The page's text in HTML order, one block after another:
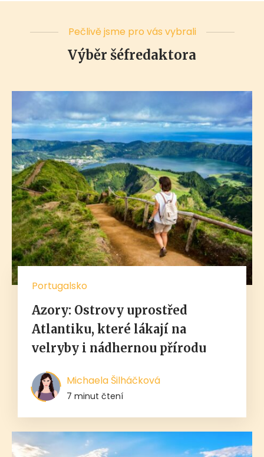
Pečlivě jsme pro vás vybrali
Výběr šéfredaktora
Portugalsko
Azory: Ostrovy uprostřed
Atlantiku, které lákají na
velryby i nádhernou přírodu
Michaela Šilháčková
7 minut čtení